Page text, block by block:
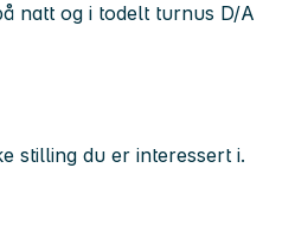
natt og i todelt turnus D/A
stilling du er interessert i.